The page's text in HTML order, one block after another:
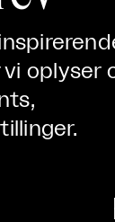
oplyser